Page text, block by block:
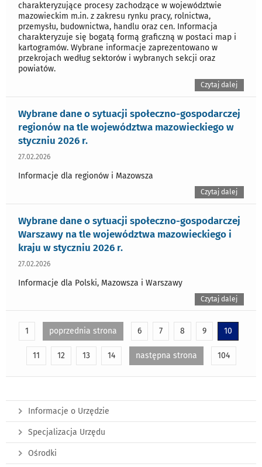
charakteryzujące procesy zachodzące w województwie
mazowieckim m.in. z zakresu rynku pracy, rolnictwa,
przemysłu, budownictwa, handlu oraz cen. Informacja
charakteryzuje się bogatą formą graficzną w postaci map i
kartogramów. Wybrane informacje zaprezentowano w
przekrojach według sektorów i wybranych sekcji oraz
powiatów.
Czytaj dalej
Wybrane dane o sytuacji społeczno-gospodarczej
regionów na tle województwa mazowieckiego w
styczniu 2026 r.
27.02.2026
Informacje dla regionów i Mazowsza
Czytaj dalej
Wybrane dane o sytuacji społeczno-gospodarczej
Warszawy na tle województwa mazowieckiego i
kraju w styczniu 2026 r.
27.02.2026
Informacje dla Polski, Mazowsza i Warszawy
Czytaj dalej
1 poprzednia strona 6 7 8 9 10
11 12 13 14 następna strona 104
Informacje o Urzędzie
Specjalizacja Urzędu
Ośrodki